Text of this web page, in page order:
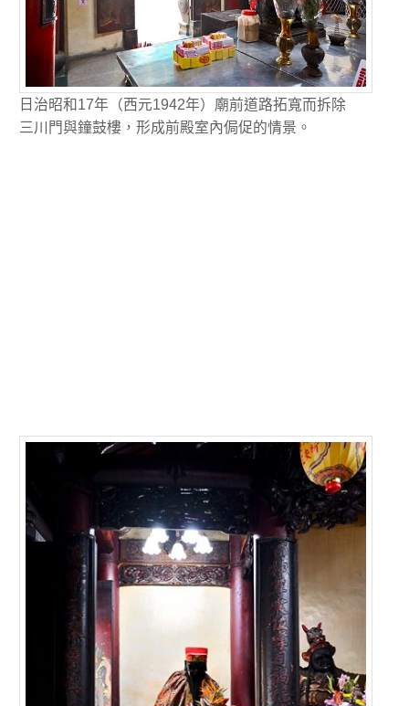
日治昭和17年（西元1942年）廟前道路拓寬而拆除
三川門與鐘鼓樓，形成前殿室內侷促的情景。